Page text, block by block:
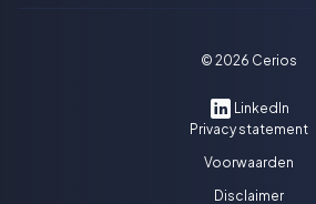
© 2026 Cerios
LinkedIn
Privacy statement
Voorwaarden
Disclaimer